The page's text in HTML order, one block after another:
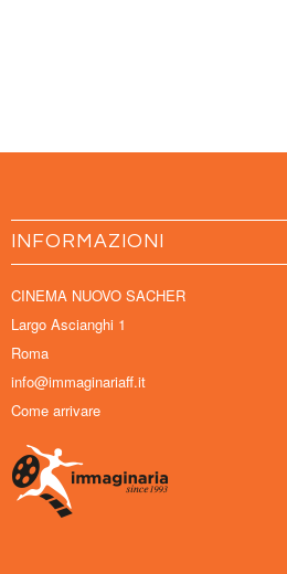
INFORMAZIONI
CINEMA NUOVO SACHER
Largo Ascianghi 1
Roma
info@immaginariaff.it
Come arrivare